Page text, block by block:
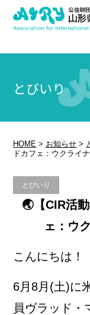
とびいり
HOME > お知らせ >
ドカフェ：ウクライ
とびいり
🌏【CIR活
ェ：ウ
こんにちは！
6月8月(土)に
員ヴラッド・